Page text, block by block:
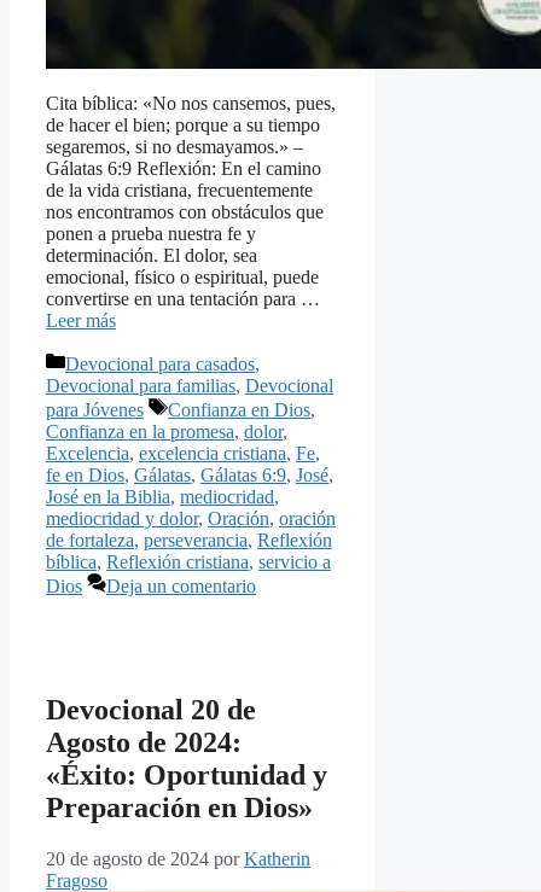
Cita bíblica: «No nos cansemos, pues,
de hacer el bien; porque a su tiempo
segaremos, si no desmayamos.» –
Gálatas 6:9 Reflexión: En el camino
de la vida cristiana, frecuentemente
nos encontramos con obstáculos que
ponen a prueba nuestra fe y
determinación. El dolor, sea
emocional, físico o espiritual, puede
convertirse en una tentación para …
Leer más
Categorías
Devocional para casados,
Devocional para familias, Devocional
para Jóvenes
Etiquetas
Confianza en Dios,
Confianza en la promesa, dolor,
Excelencia, excelencia cristiana, Fe,
fe en Dios, Gálatas, Gálatas 6:9, José,
José en la Biblia, mediocridad,
mediocridad y dolor, Oración, oración
de fortaleza, perseverancia, Reflexión
bíblica, Reflexión cristiana, servicio a
Dios
Deja un comentario
Devocional 20 de
Agosto de 2024:
«Éxito: Oportunidad y
Preparación en Dios»
20 de agosto de 2024 porKatherin
Fragoso